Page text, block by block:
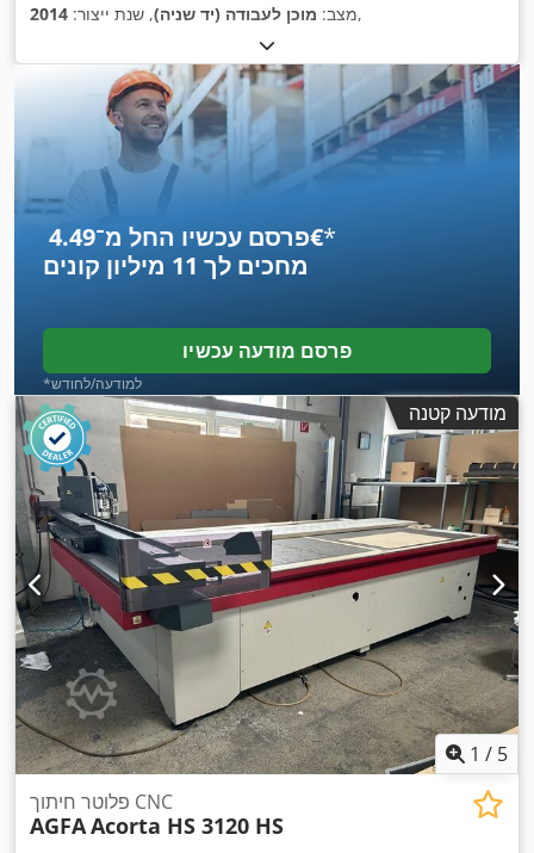
מצב: מוכן לעבודה (יד שניה), שנת ייצור: 2014 ,
פרסם עכשיו החל מ־‏4.49 ‏€*
מחכים לך 11 מיליון קונים
פרסם מודעה עכשיו
*למודעה/לחודש
מודעה קטנה
1 / 5
פלוטר חיתוך CNC
AGFAAcorta HS 3120 HS